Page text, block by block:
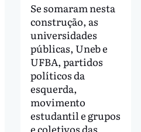
Se somaram nesta
construção, as
universidades
públicas, Uneb e
UFBA, partidos
políticos da
esquerda,
movimento
estudantil e grupos
e coletivos das